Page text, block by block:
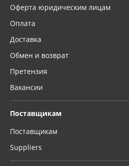
Оферта юридическим лицам
Оплата
Доставка
Обмен и возврат
Претензия
Вакансии
Поставщикам
Поставщикам
Suppliers